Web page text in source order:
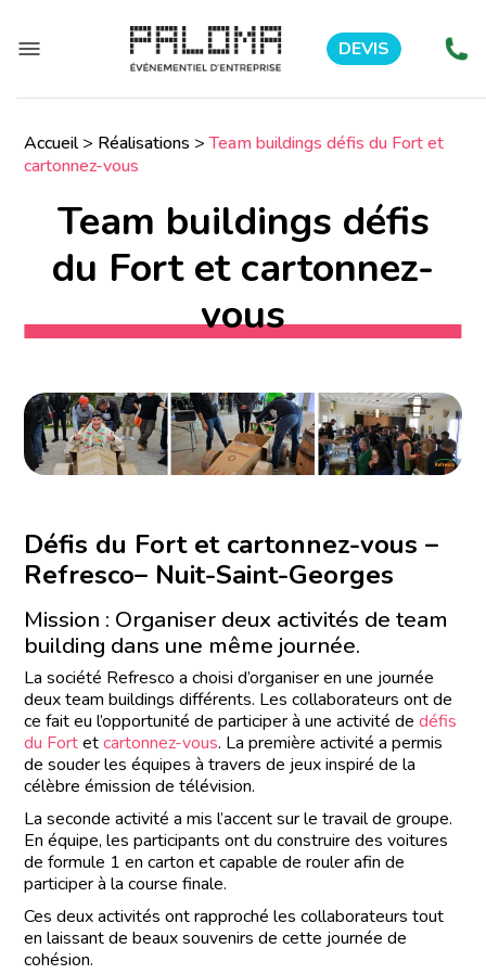
DEVIS
Accueil> Réalisations >Team buildings défis du Fort et
cartonnez-vous
Team buildings défis
du Fort et cartonnez-
vous
Défis du Fort et cartonnez-vous –
Refresco– Nuit-Saint-Georges
Mission : Organiser deux activités de team
building dans une même journée.
La société Refresco a choisi d’organiser en une journée
deux team buildings différents. Les collaborateurs ont de
ce fait eu l’opportunité de participer à une activité dedéfis
du Fortetcartonnez-vous. La première activité a permis
de souder les équipes à travers de jeux inspiré de la
célèbre émission de télévision.
La seconde activité a mis l’accent sur le travail de groupe.
En équipe, les participants ont du construire des voitures
de formule 1 en carton et capable de rouler afin de
participer à la course finale.
Ces deux activités ont rapproché les collaborateurs tout
en laissant de beaux souvenirs de cette journée de
cohésion.